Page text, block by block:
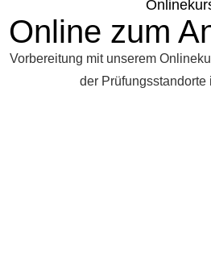
Online zum
Vorbereitung mit unserem
der Prüfungsstandorte